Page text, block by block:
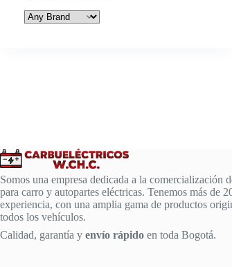
Somos una empresa dedicada a la comercialización
para carro y autopartes eléctricas. Tenemos más de
experiencia, con una amplia gama de productos
todos los vehículos.
Calidad, garantía y envío rápido en toda Bogotá.